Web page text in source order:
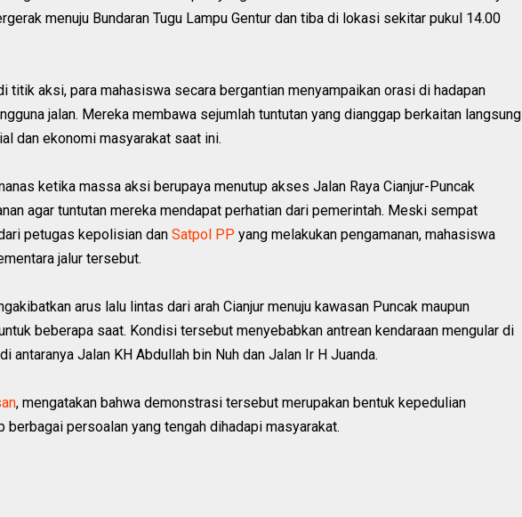
menuju Bundaran Tugu Lampu Gentur dan tiba di lokasi sekitar pukul 14.00
titik aksi, para mahasiswa secara bergantian menyampaikan orasi di hadapan
jalan. Mereka membawa sejumlah tuntutan yang dianggap berkaitan langsung
dan ekonomi masyarakat saat ini.
ketika massa aksi berupaya menutup akses Jalan Raya Cianjur-Puncak
agar tuntutan mereka mendapat perhatian dari pemerintah. Meski sempat
petugas kepolisian dan Satpol PP yang melakukan pengamanan, mahasiswa
jalur tersebut.
arus lalu lintas dari arah Cianjur menuju kawasan Puncak maupun
beberapa saat. Kondisi tersebut menyebabkan antrean kendaraan mengular di
antaranya Jalan KH Abdullah bin Nuh dan Jalan Ir H Juanda.
, mengatakan bahwa demonstrasi tersebut merupakan bentuk kepedulian
berbagai persoalan yang tengah dihadapi masyarakat.